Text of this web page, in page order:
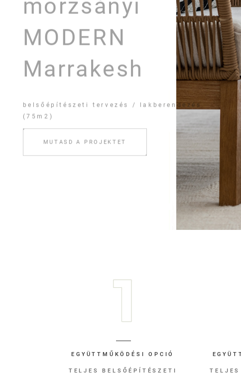
MODERN
Marrakesh
belsőépítészeti tervezés / lakberendezés
MUTASD A PROJEKTET
EGYÜTTMŰKÖDÉSI OPCIÓ
TELJES BELSŐÉPÍTÉSZETI